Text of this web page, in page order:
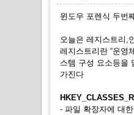
윈도우 포렌식 두번
오늘은 레지스트리 ,
레지스트리란 “운영
스템 구성 요소등을
가진다
- 파일 확장자에 대